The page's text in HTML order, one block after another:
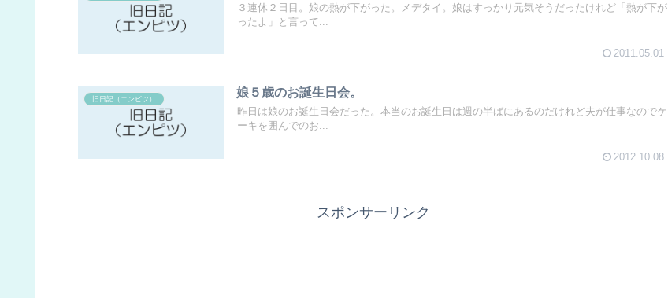
３連休２日目。娘の熱が下がった。メデタイ。娘はすっかり元気そうだったけれど「熱が下が
ったよ」と言って...
2011.05.01
旧日記（エンピツ） 娘５歳のお誕生日会。
昨日は娘のお誕生日会だった。本当のお誕生日は週の半ばにあるのだけれど夫が仕事なのでケ
ーキを囲んでのお...
2012.10.08
スポンサーリンク